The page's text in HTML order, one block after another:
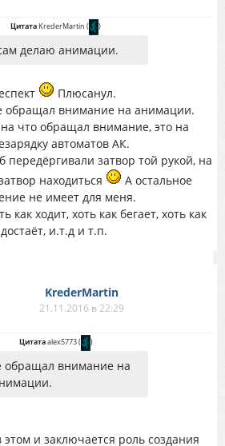
ЦитатаKrederMartin ( )
делаю анимации.
Плюсанул.
обращал внимание на анимации.
что обращал внимание, это на
автоматов АК.
передёргивали затвор той рукой, на
находиться
А остальное
не имеет для меня.
как ходит, хоть как бегает, хоть как
достаёт, и.т.д и т.п.
KrederMartin
21.11.2016 в 22:29
Цитатаalex5773( )
обращал внимание на
этом и заключается роль создания